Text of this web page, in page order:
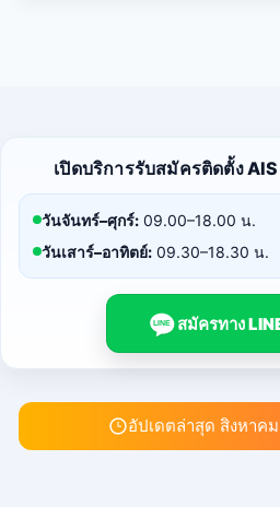
หรือ
พ่วง
ความ
บันเทิง
เปิดบริการรับสมัครติดตั้ง
วันจันทร์–ศุกร์: 09.00–18.00 น.
วันเสาร์–อาทิตย์: 09.30–18.30 น.
LINE สมัครทาง
อัปเดตล่าสุด สิงหาค